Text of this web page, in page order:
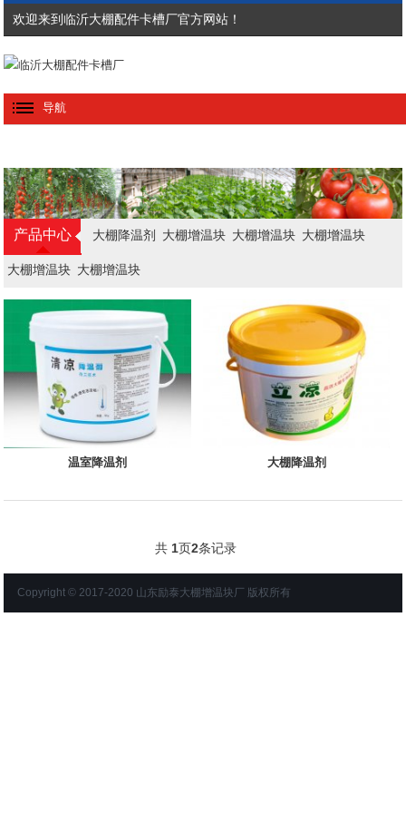
欢迎来到临沂大棚配件卡槽厂官方网站！
导航
产品中心 大棚降温剂 大棚增温块 大棚增温块 大棚增温块
大棚增温块 大棚增温块
温室降温剂 大棚降温剂
共 1页2条记录
Copyright © 2017-2020 山东励泰大棚增温块厂 版权所有